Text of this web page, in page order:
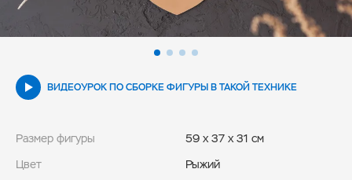
ВИДЕОУРОК ПО СБОРКЕ ФИГУРЫ В ТАКОЙ ТЕХНИКЕ
Размер фигуры
59 x 37 x 31 см
Цвет
Рыжий